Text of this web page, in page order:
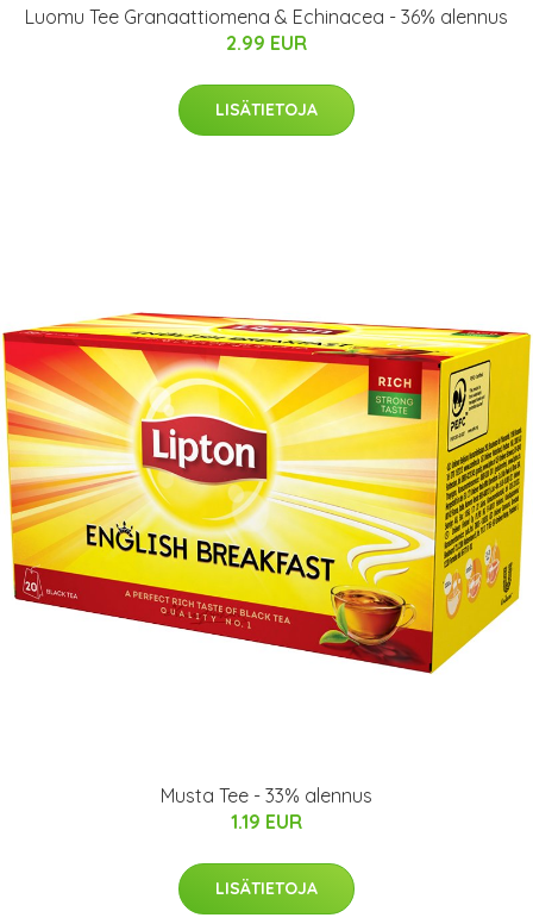
Luomu Tee Granaattiomena & Echinacea - 36% alennus
2.99 EUR
LISÄTIETOJA
Musta Tee - 33% alennus
1.19 EUR
LISÄTIETOJA